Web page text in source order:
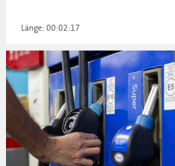
Länge: 00:02:17